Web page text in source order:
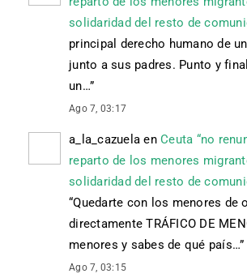
solidaridad del resto de
principal derecho humano de
junto a sus padres. Punto y
un…”
Ago 7, 03:17
a_la_cazuela en Ceuta “no
reparto de los menores
solidaridad del resto de
“Quedarte con los menores de
directamente TRÁFICO DE
menores y sabes de qué país…”
Ago 7, 03:15